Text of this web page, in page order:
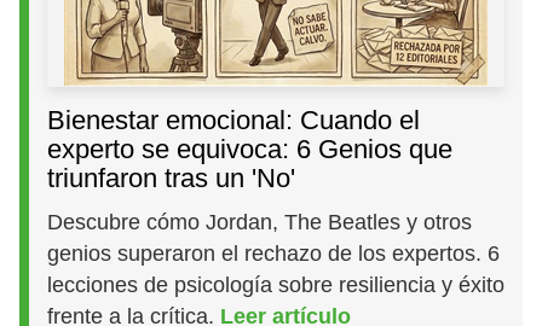
Bienestar emocional: Cuando el
experto se equivoca: 6 Genios que
triunfaron tras un 'No'
Descubre cómo Jordan, The Beatles y otros
genios superaron el rechazo de los expertos. 6
lecciones de psicología sobre resiliencia y éxito
frente a la crítica. Leer artículo